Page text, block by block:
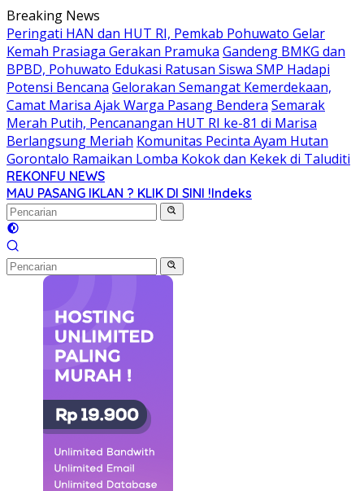
Langsung
ke
konten
Breaking News
Peringati HAN dan HUT RI, Pemkab Pohuwato Gelar
Kemah Prasiaga Gerakan Pramuka Gandeng BMKG dan
BPBD, Pohuwato Edukasi Ratusan Siswa SMP Hadapi
Potensi Bencana Gelorakan Semangat Kemerdekaan,
Camat Marisa Ajak Warga Pasang Bendera Semarak
Merah Putih, Pencanangan HUT RI ke-81 di Marisa
Berlangsung Meriah Komunitas Pecinta Ayam Hutan
Gorontalo Ramaikan Lomba Kokok dan Kekek di Taluditi
REKONFU NEWS
Tegas,
Berani
dan
Transparan
MAU PASANG IKLAN ? KLIK DI SINI !Indeks